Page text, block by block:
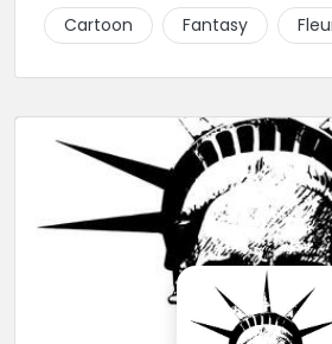
Cartoon
Fantasy